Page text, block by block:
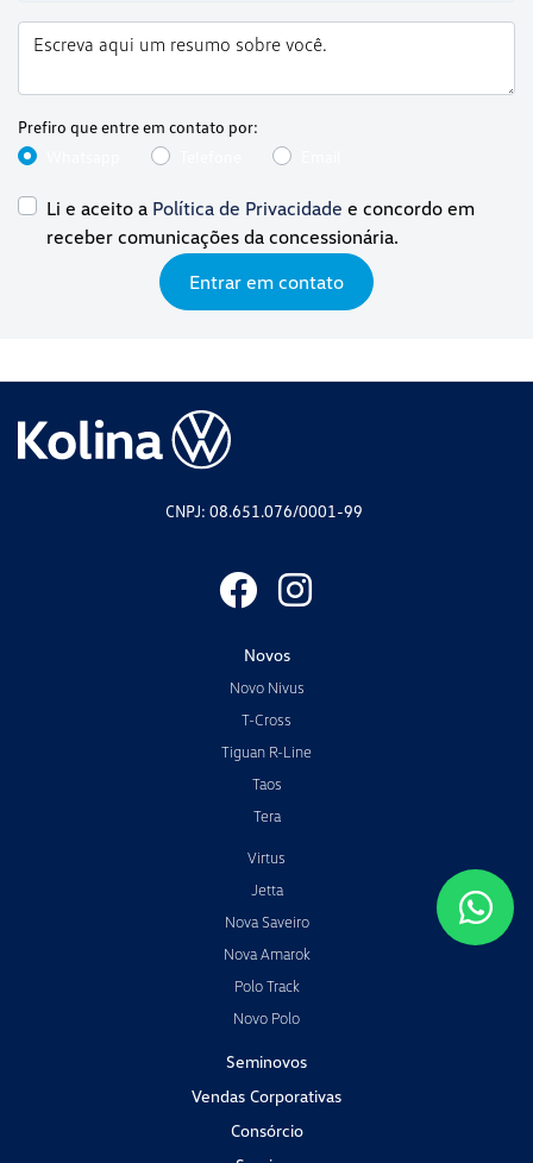
Prefiro que entre em contato por:
Li e aceito a Política de Privacidade e concordo em
receber comunicações da concessionária.
Entrar em contato
CNPJ: 08.651.076/0001-99
Novos
Novo Nivus
T-Cross
Tiguan R-Line
Taos
Tera
Virtus
Jetta
Nova Saveiro
Nova Amarok
Polo Track
Novo Polo
Seminovos
Vendas Corporativas
Consórcio